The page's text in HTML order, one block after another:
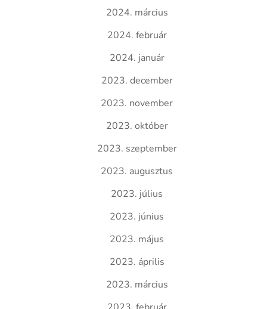
2024. március
2024. február
2024. január
2023. december
2023. november
2023. október
2023. szeptember
2023. augusztus
2023. július
2023. június
2023. május
2023. április
2023. március